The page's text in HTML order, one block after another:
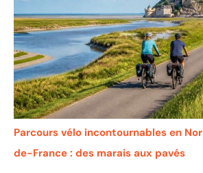
Parcours vélo incontournables en
de-France : des marais aux pavés